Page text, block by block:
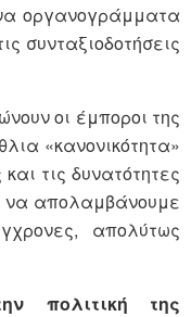
οργανογράμματα
συνταξιοδοτήσεις
οι έμποροι της
«κανονικότητα»
τις δυνατότητες
να απολαμβάνουμε
απολύτως
πολιτική της